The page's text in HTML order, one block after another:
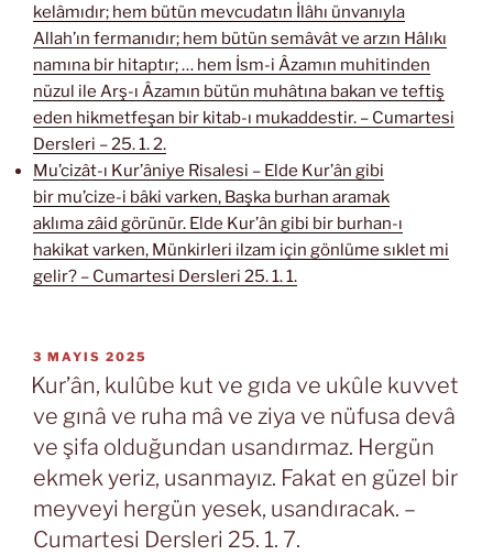
kelâmıdır; hem bütün mevcudatın İlâhı ünvanıyla
Allah’ın fermanıdır; hem bütün semâvât ve arzın Hâlıkı
namına bir hitaptır; … hem İsm-i Âzamın muhitinden
nüzul ile Arş-ı Âzamın bütün muhâtına bakan ve teftiş
eden hikmetfeşan bir kitab-ı mukaddestir. – Cumartesi
Dersleri – 25. 1. 2.
Mu’cizât-ı Kur’âniye Risalesi – Elde Kur’ân gibi
bir mu’cize-i bâki varken, Başka burhan aramak
aklıma zâid görünür. Elde Kur’ân gibi bir burhan-ı
hakikat varken, Münkirleri ilzam için gönlüme sıklet mi
gelir? – Cumartesi Dersleri 25. 1. 1.
YAYIM
TARIHI
3 MAYIS 2025
Kur’ân, kulûbe kut ve gıda ve ukûle kuvvet
ve gınâ ve ruha mâ ve ziya ve nüfusa devâ
ve şifa olduğundan usandırmaz. Hergün
ekmek yeriz, usanmayız. Fakat en güzel bir
meyveyi hergün yesek, usandıracak. –
Cumartesi Dersleri 25. 1. 7.